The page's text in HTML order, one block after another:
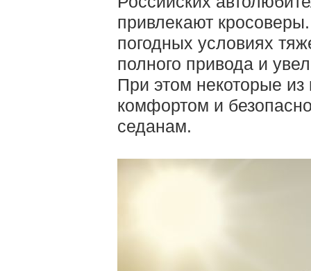
привлекают
погодных условиях
полного привода и
При этом некоторые
комфортом и
седанам.